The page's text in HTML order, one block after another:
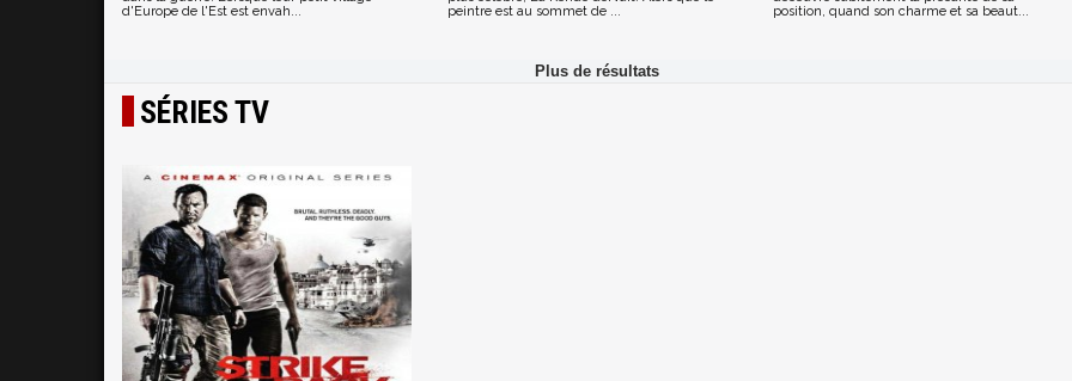
d'Europe de l'Est est envah...
peintre est au sommet de ...
position, quand son charme et sa beaut...
SÉRIES TV